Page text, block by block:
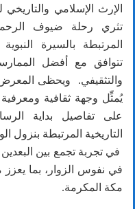
الإرث الإسلامي
تثري رحلة ضيوف
المرتبطة بالسيرة
تتوافق مع أفضل
والتثقيفي. ويحظى المعرض
يُمثِّل وجهة ثقافية
على تفاصيل بداية
التاريخية المرتبطة بنزول
في تجربة تجمع بين البعدين
في نفوس الزوار، بما يعزز
مكة المكرمة.